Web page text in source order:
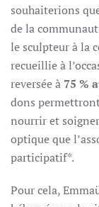
souhaiterions
de la
le sculpteur à la
recueillie à
reversée à 75 %
dons
nourrir et
optique que
participatif*.
Pour cela,